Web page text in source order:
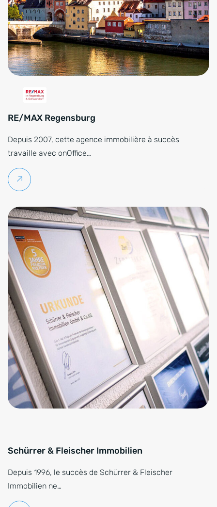
RE/MAX Regensburg
Depuis 2007, cette agence immobilière à succès
travaille avec onOffice…
Lire la suite
Schürrer & Fleischer Immobilien
Depuis 1996, le succès de Schürrer & Fleischer
Immobilien ne…